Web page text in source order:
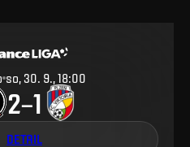
so, 30. 9., 18:00
2–1
DETAIL